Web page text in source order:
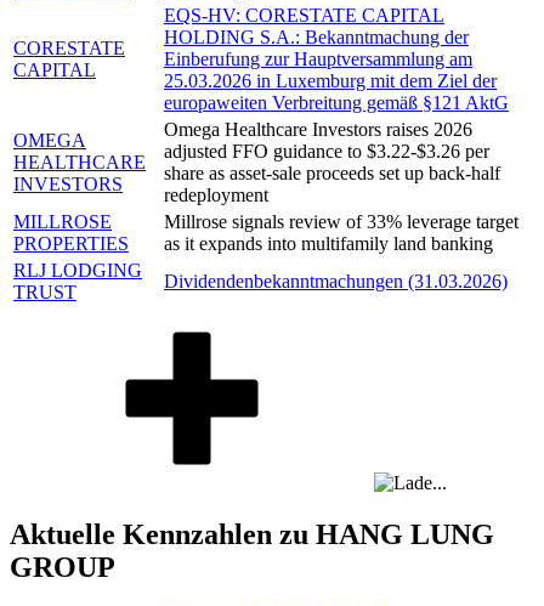
CORESTATE
CAPITAL
EQS-HV: CORESTATE CAPITAL
HOLDING S.A.: Bekanntmachung der
Einberufung zur Hauptversammlung am
25.03.2026 in Luxemburg mit dem Ziel der
europaweiten Verbreitung gemäß §121 AktG
OMEGA
HEALTHCARE
INVESTORS
Omega Healthcare Investors raises 2026
adjusted FFO guidance to $3.22-$3.26 per
share as asset-sale proceeds set up back-half
redeployment
MILLROSE
PROPERTIES
Millrose signals review of 33% leverage target
as it expands into multifamily land banking
RLJ LODGING
TRUST
Dividendenbekanntmachungen (31.03.2026)
Aktuelle Kennzahlen zu HANG LUNG
GROUP